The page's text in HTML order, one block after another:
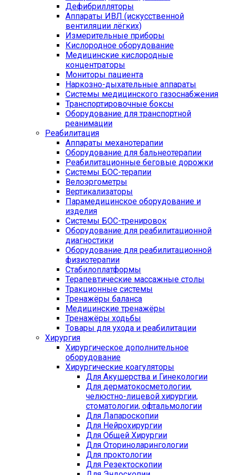
Дефибрилляторы
Аппараты ИВЛ (искусственной
вентиляции лёгких)
Измерительные приборы
Кислородное оборудование
Медицинские кислородные
концентраторы
Мониторы пациента
Наркозно-дыхательные аппараты
Системы медицинского газоснабжения
Транспортировочные боксы
Оборудование для транспортной
реанимации
Реабилитация
Аппараты механотерапии
Оборудование для бальнеотерапии
Реабилитационные беговые дорожки
Системы БОС-терапии
Велоэргометры
Вертикализаторы
Парамедицинское оборудование и
изделия
Системы БОС-тренировок
Оборудование для реабилитационной
диагностики
Оборудование для реабилитационной
физиотерапии
Стабилоплатформы
Терапевтические массажные столы
Тракционные системы
Тренажёры баланса
Медицинские тренажёры
Тренажёры ходьбы
Товары для ухода и реабилитации
Хирургия
Хирургическое дополнительное
оборудование
Хирургические коагуляторы
Для Акушерства и Гинекологии
Для дерматокосметологии,
челюстно-лицевой хирургии,
стоматологии, офтальмологии
Для Лапароскопии
Для Нейрохирургии
Для Общей Хирургии
Для Оториноларингологии
Для проктологии
Для Резектоскопии